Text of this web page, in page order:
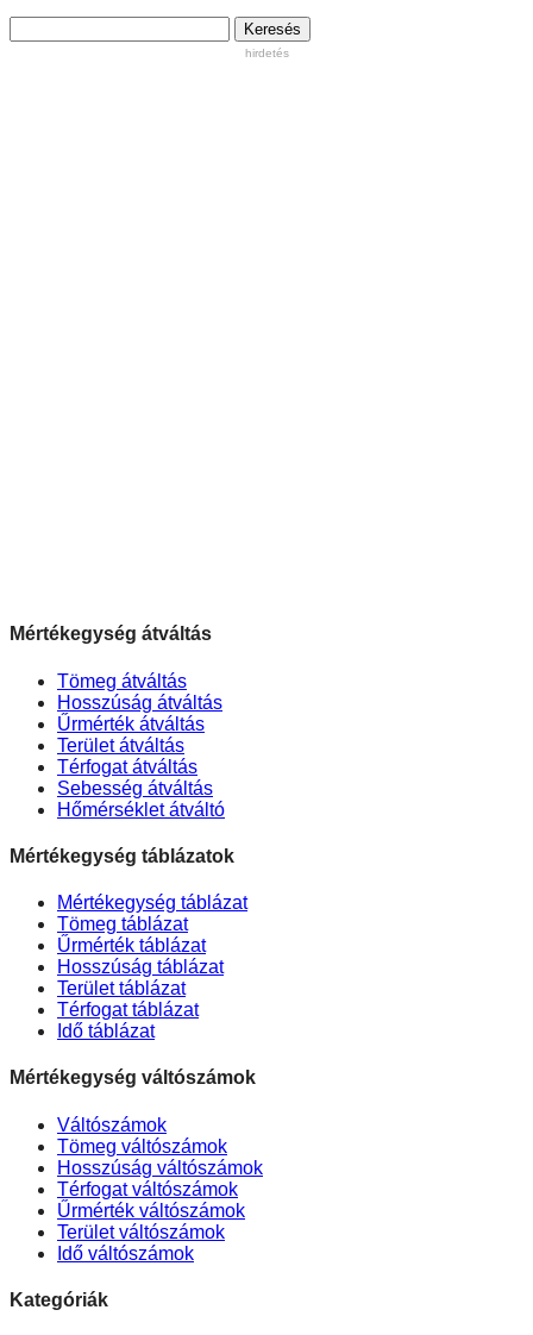
hirdetés
Mértékegység átváltás
Tömeg átváltás
Hosszúság átváltás
Űrmérték átváltás
Terület átváltás
Térfogat átváltás
Sebesség átváltás
Hőmérséklet átváltó
Mértékegység táblázatok
Mértékegység táblázat
Tömeg táblázat
Űrmérték táblázat
Hosszúság táblázat
Terület táblázat
Térfogat táblázat
Idő táblázat
Mértékegység váltószámok
Váltószámok
Tömeg váltószámok
Hosszúság váltószámok
Térfogat váltószámok
Űrmérték váltószámok
Terület váltószámok
Idő váltószámok
Kategóriák